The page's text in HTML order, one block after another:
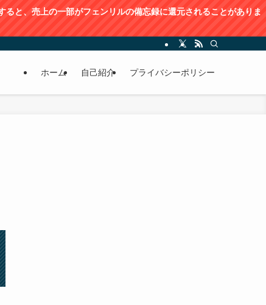
と、売上の⼀部がフェンリルの備忘録に還元されることがありま
ホーム 自己紹介 プライバシーポリシー